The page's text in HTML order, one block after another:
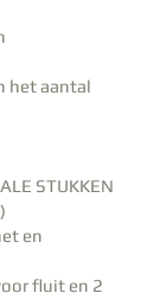
het aantal
STUKKEN
en
fluit en 2